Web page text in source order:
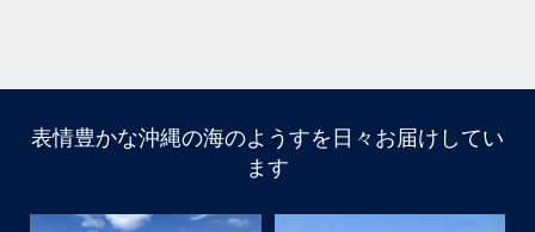
はいさい
アイランドメッセージです
最近は、連日クルーザーチャーターのご利用が続いていて
表情豊かな沖縄の海のようすを日々お届けしてい
ます